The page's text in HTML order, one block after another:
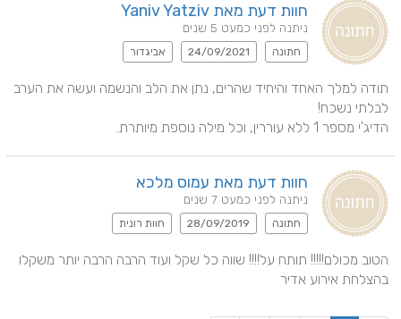
חוות דעת מאת Yaniv Yatziv
ניתנה לפני כמעט 5 שנים
חתונה 24/09/2021 אביגדור
הדיג'י מספר 1 ללא עוררין, וכל מילה נוספת מיותרת.
חוות דעת מאת עמוס מלכא
ניתנה לפני כמעט 7 שנים
חתונה 28/09/2019 חוות רונית
בהצלחת אירוע אדיר